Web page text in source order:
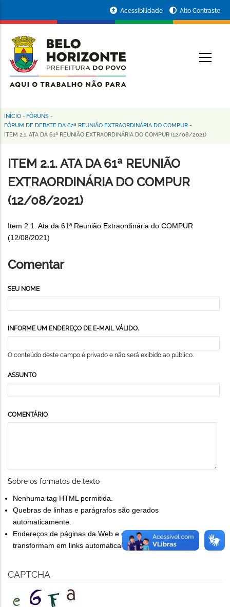
conteúdo
principal
da
Prefeitura
de
Horizonte
Acessibilidade Alto Contraste
Trilha
de
navegação
INÍCIO - FÓRUNS -
FÓRUM DE DEBATE DA 62ª REUNIÃO EXTRAORDINÁRIA DO COMPUR -
ITEM 2.1. ATA DA 61ª REUNIÃO EXTRAORDINÁRIA DO COMPUR (12/08/2021)
ITEM 2.1. ATA DA 61ª REUNIÃO
EXTRAORDINÁRIA DO COMPUR
(12/08/2021)
Item 2.1. Ata da 61ª Reunião Extraordinária do COMPUR
(12/08/2021)
Comentar
SEU NOME
INFORME UM ENDEREÇO DE E-MAIL VÁLIDO.
O conteúdo deste campo é privado e não será exibido ao público.
ASSUNTO
COMENTÁRIO
Sobre os formatos de texto
Nenhuma tag HTML permitida.
Quebras de linhas e parágrafos são gerados
automaticamente.
Endereços de páginas da Web e endereços de e-mail se
transformam em links automaticamente.
CAPTCHA